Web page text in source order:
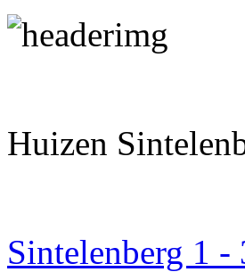
Huizen
Sintelenberg 1 -